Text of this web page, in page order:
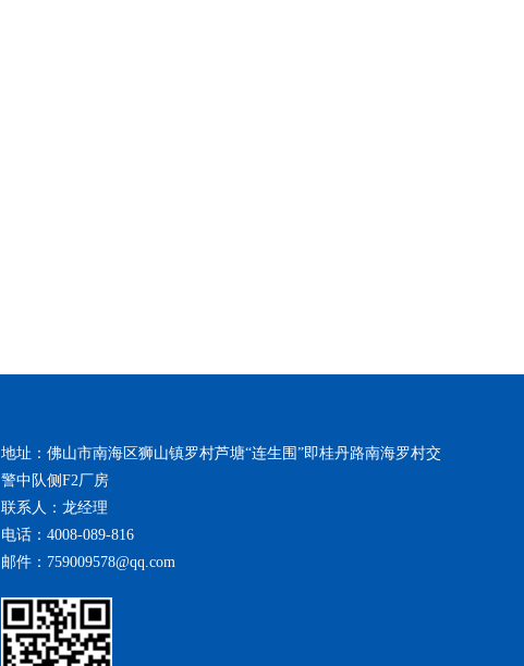
地址：佛山市南海区狮山镇罗村芦塘“连生围”即桂丹路南海罗村交
警中队侧F2厂房
联系人：龙经理
电话：4008-089-816
邮件：759009578@qq.com